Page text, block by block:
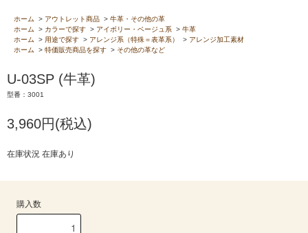
ホーム > アウトレット商品 > 牛革・その他の革
ホーム
> カラーで探す > アイボリー・ベージュ系 > 牛革
ホーム
> 用途で探す > アレンジ系（特殊＝表革系） > アレンジ加工素材
ホーム
> 特価販売商品を探す > その他の革など
U-03SP (牛革)
型番：3001
3,960円(税込)
在庫状況 在庫あり
購入数